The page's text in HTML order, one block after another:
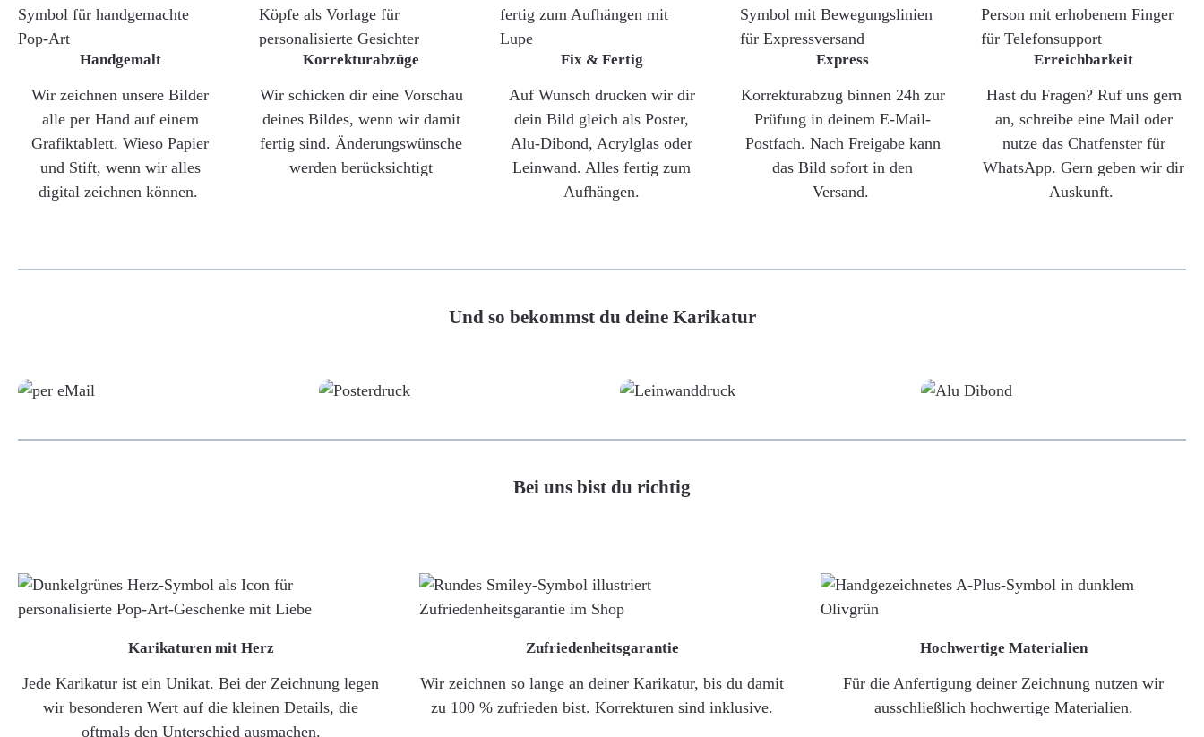
Handgemalt
Wir zeichnen unsere Bilder
alle per Hand auf einem
Grafiktablett. Wieso Papier
und Stift, wenn wir alles
digital zeichnen können.
Korrekturabzüge
Wir schicken dir eine Vorschau
deines Bildes, wenn wir damit
fertig sind. Änderungswünsche
werden berücksichtigt
Fix & Fertig
Auf Wunsch drucken wir dir
dein Bild gleich als Poster,
Alu-Dibond, Acrylglas oder
Leinwand. Alles fertig zum
Aufhängen.
Express
Korrekturabzug binnen 24h zur
Prüfung in deinem E-Mail-
Postfach. Nach Freigabe kann
das Bild sofort in den
Versand.
Erreichbarkeit
Hast du Fragen? Ruf uns gern
an, schreibe eine Mail oder
nutze das Chatfenster für
WhatsApp. Gern geben wir dir
Auskunft.
Und so bekommst du deine Karikatur
Bei uns bist du richtig
Karikaturen mit Herz
Jede Karikatur ist ein Unikat. Bei der Zeichnung legen
wir besonderen Wert auf die kleinen Details, die
oftmals den Unterschied ausmachen.
Zufriedenheitsgarantie
Wir zeichnen so lange an deiner Karikatur, bis du damit
zu 100 % zufrieden bist. Korrekturen sind inklusive.
Hochwertige Materialien
Für die Anfertigung deiner Zeichnung nutzen wir
ausschließlich hochwertige Materialien.